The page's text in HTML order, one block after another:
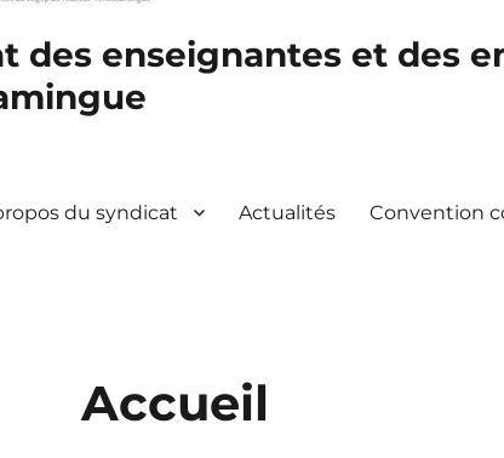
des enseignantes et des
du syndicat Actualités Convention
Accueil